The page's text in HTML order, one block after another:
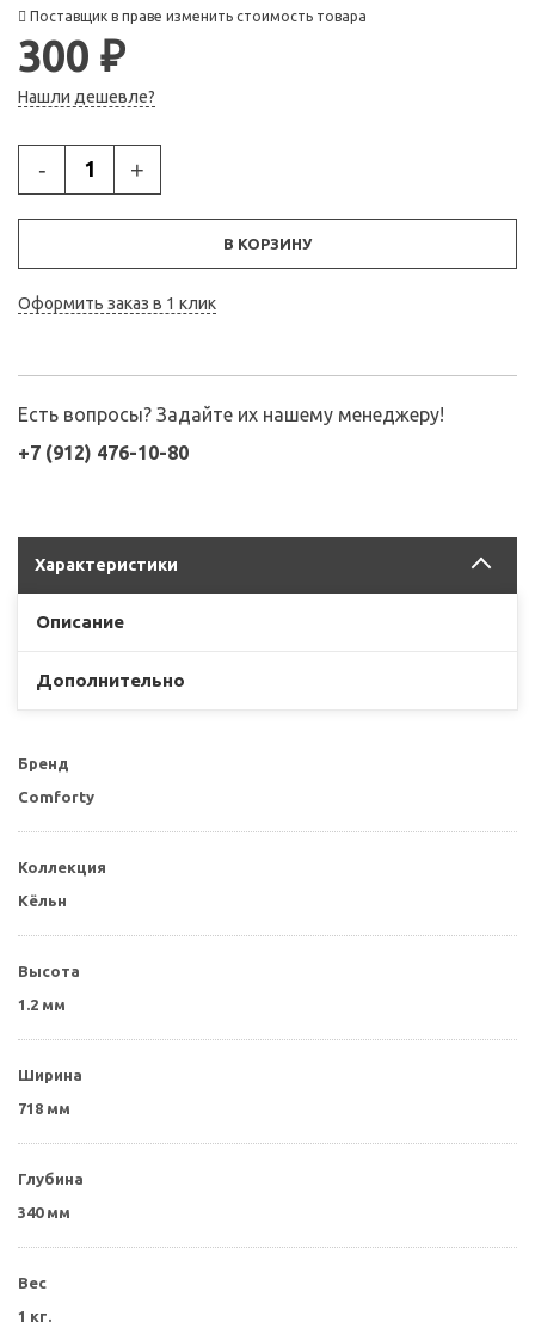
Поставщик в праве изменить стоимость товара
300 ₽
Нашли дешевле?
- +
В КОРЗИНУ
Оформить заказ в 1 клик
Есть вопросы? Задайте их нашему менеджеру!
+7 (912) 476-10-80
Характеристики
Описание
Дополнительно
Бренд
Comforty
Коллекция
Кёльн
Высота
1.2 мм
Ширина
718 мм
Глубина
340 мм
Вес
1 кг.